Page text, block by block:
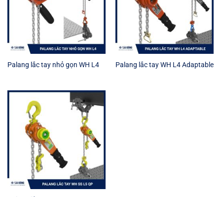
Palang lắc tay nhỏ gọn WH L4 Palang lắc tay WH L4 Adaptable